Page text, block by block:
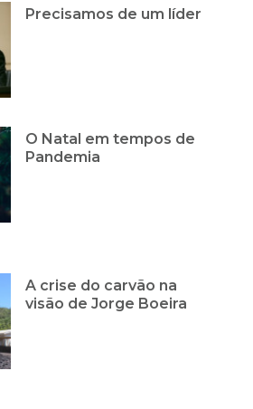
Precisamos de um líder
O Natal em tempos de
Pandemia
A crise do carvão na
visão de Jorge Boeira